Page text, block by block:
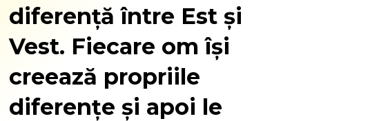
diferenţă între Est şi
Vest. Fiecare om îşi
creează propriile
diferenţe şi apoi le